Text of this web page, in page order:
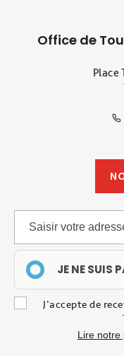
Office de
Place
JE NE SUIS
J'accepte de
Lire notre